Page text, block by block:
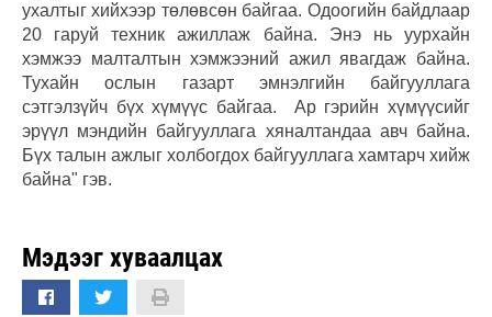
ухалтыг хийхээр төлөвсөн байгаа. Одоогийн байдлаар
20 гаруй техник ажиллаж байна. Энэ нь уурхайн
хэмжээ малталтын хэмжээний ажил явагдаж байна.
Тухайн ослын газарт эмнэлгийн байгууллага
сэтгэлзүйч бүх хүмүүс байгаа. Ар гэрийн хүмүүсийг
эрүүл мэндийн байгууллага хяналтандаа авч байна.
Бүх талын ажлыг холбогдох байгууллага хамтарч хийж
байна" гэв.
Мэдээг хуваалцах